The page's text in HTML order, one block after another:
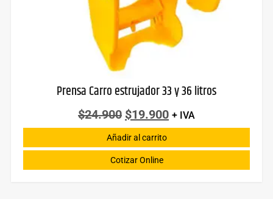
Prensa Carro estrujador 33 y 36 litros
$24.900 $19.900 + IVA
Añadir al carrito
Cotizar Online